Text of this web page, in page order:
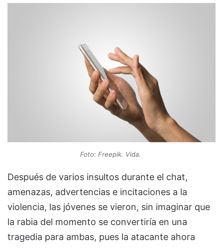
Foto: Freepik. Vida.
Después de varios insultos durante el chat,
amenazas, advertencias e incitaciones a la
violencia, las jóvenes se vieron, sin imaginar que
la rabia del momento se convertiría en una
tragedia para ambas, pues la atacante ahora